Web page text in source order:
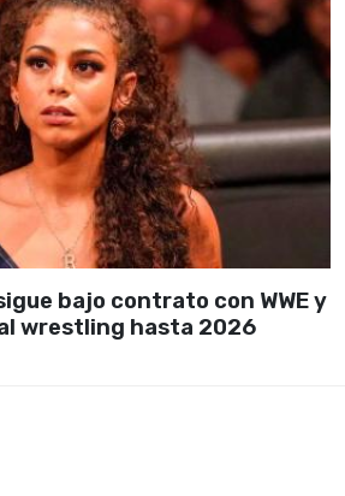
bajo contrato con WWE y
wrestling hasta 2026